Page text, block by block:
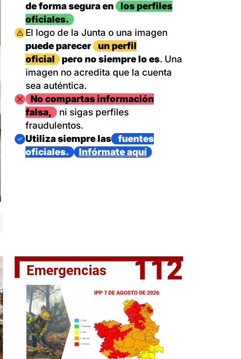
El jefe del Ejecutivo castellanomanchego, Emiliano García-
de forma segura en
los perfiles
oficiales.
Imagen
El logo de la Junta o una imagen
puede parecer
un perfil
oficial
pero no siempre lo es. Una
imagen no acredita que la cuenta
sea auténtica.
ImagenNo compartas información
falsa,
ni sigas perfiles
fraudulentos.
Imagen
Utiliza siempre las
fuentes
oficiales.
Infórmate aquí
Emergencias 112